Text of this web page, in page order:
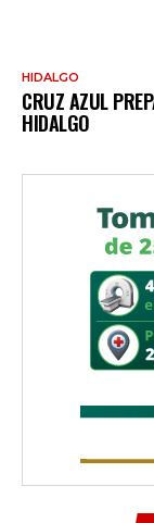
HIDALGO
CRUZ AZUL
HIDALGO